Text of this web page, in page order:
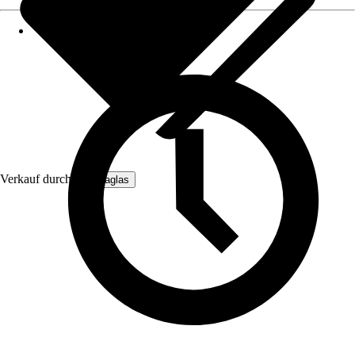
Verkauf durch: Hansaglas